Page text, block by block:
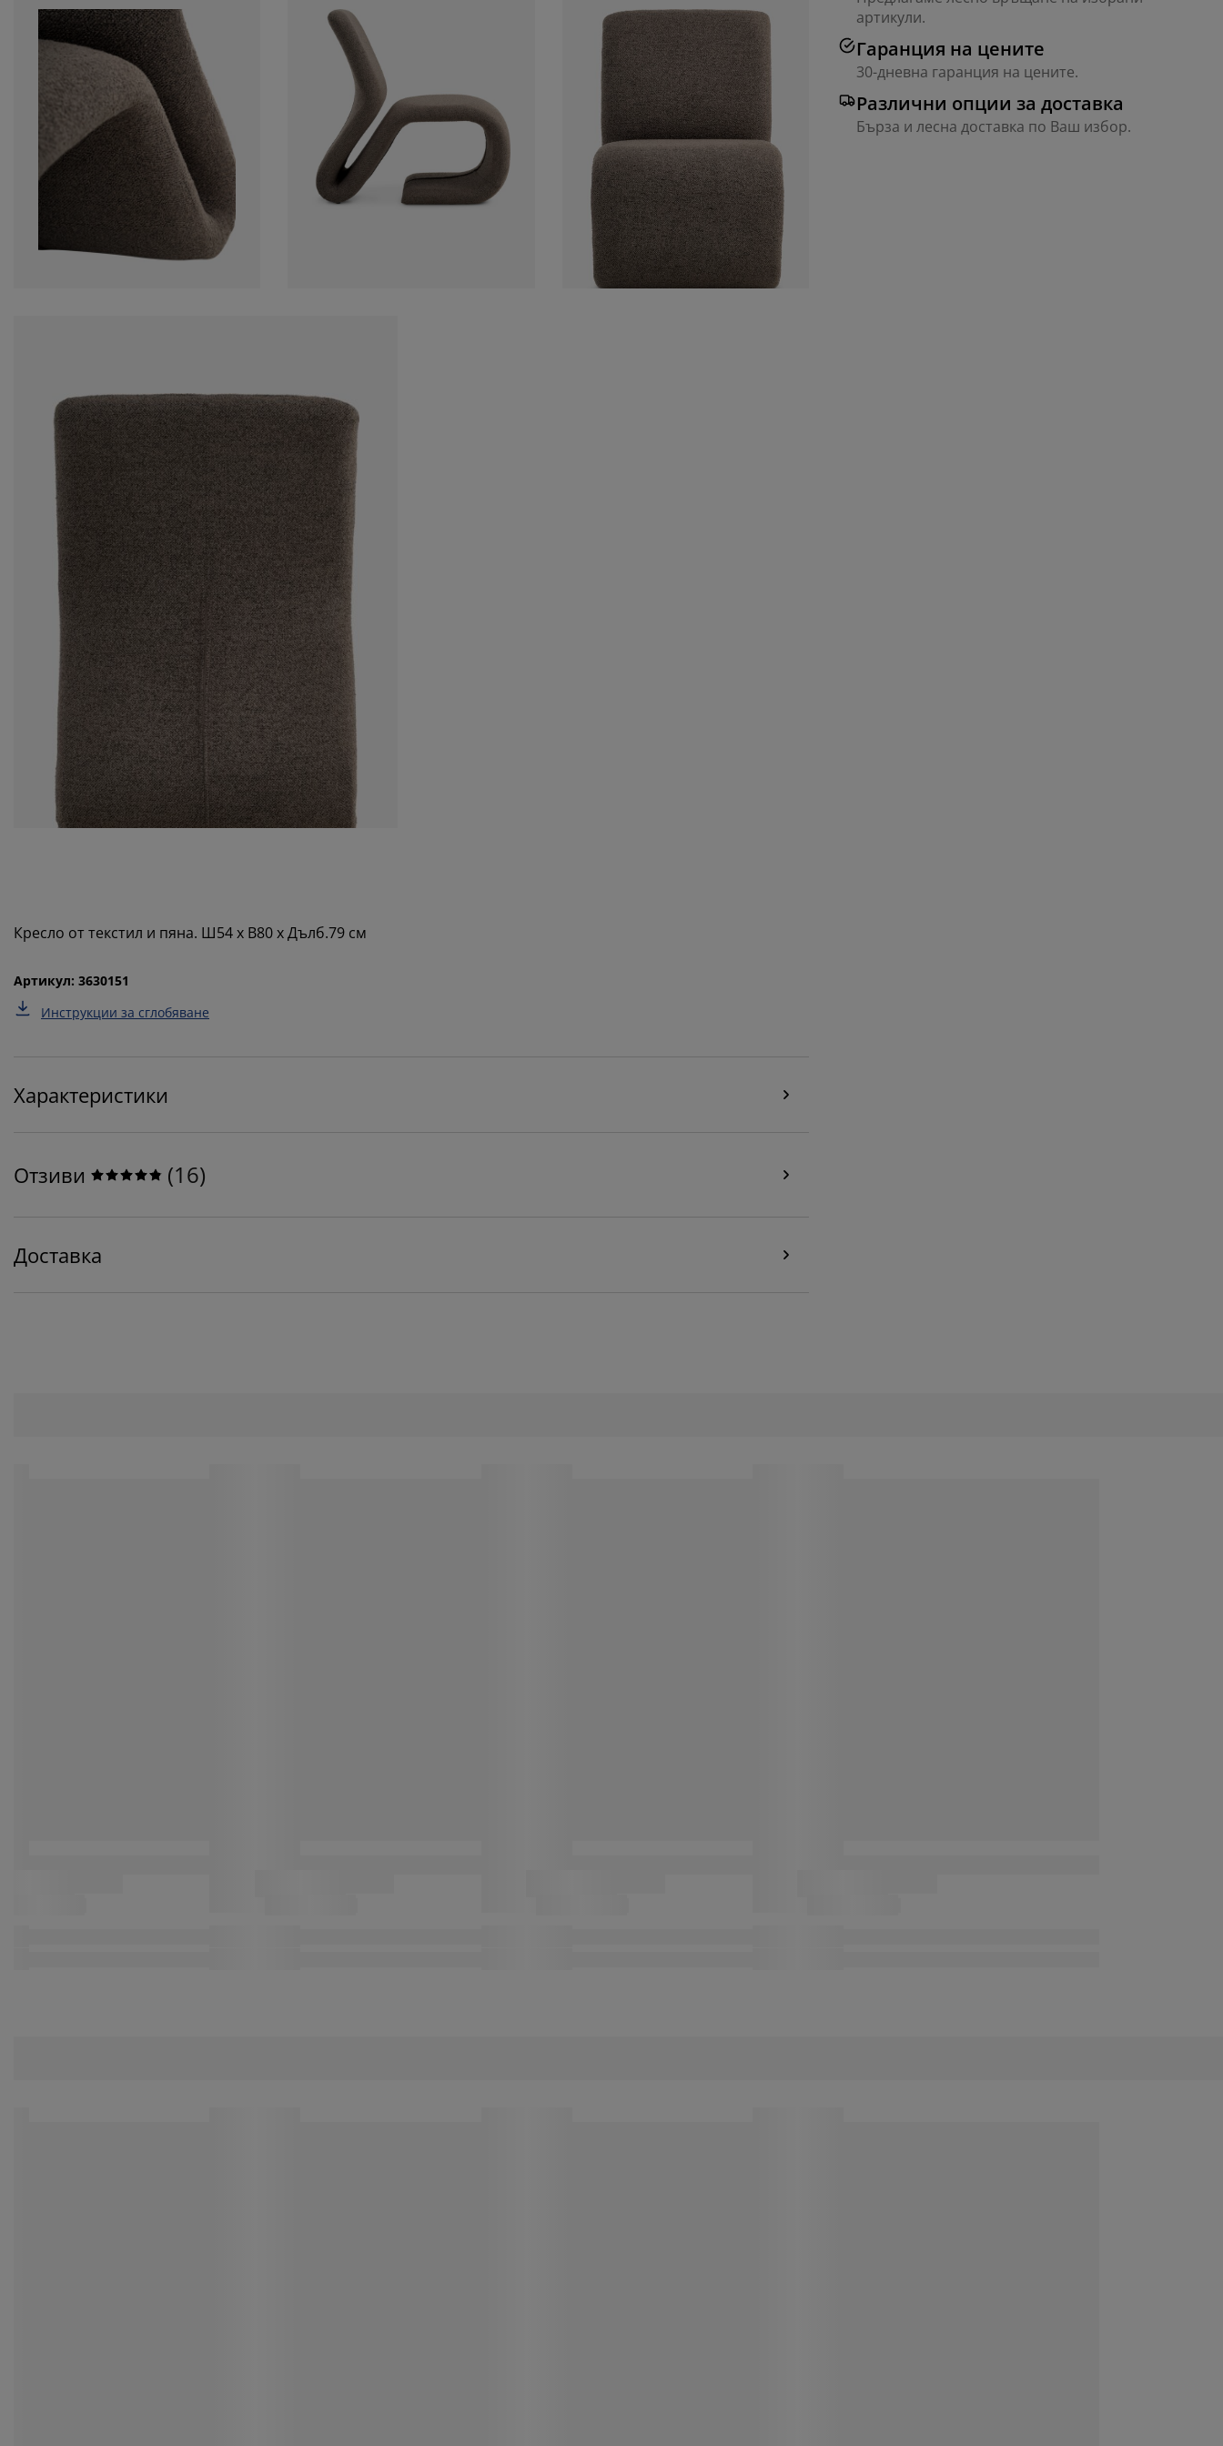
артикули.
Гаранция на цените
30-дневна гаранция на цените.
Различни опции за доставка
Бърза и лесна доставка по Ваш избор.
Кресло от текстил и пяна. Ш54 x В80 x Дълб.79 см
Артикул: 3630151
Инструкции за сглобяване
Характеристики
Отзиви (16)
Доставка